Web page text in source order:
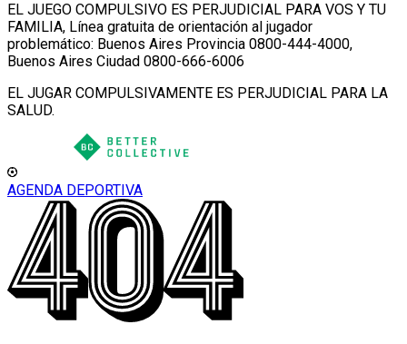
EL JUEGO COMPULSIVO ES PERJUDICIAL PARA VOS Y TU
FAMILIA, Línea gratuita de orientación al jugador
problemático: Buenos Aires Provincia 0800-444-4000,
Buenos Aires Ciudad 0800-666-6006
EL JUGAR COMPULSIVAMENTE ES PERJUDICIAL PARA LA
SALUD.
AGENDA DEPORTIVA